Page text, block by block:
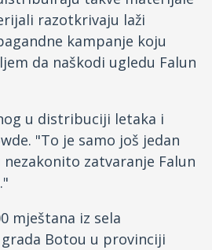
razotkrivaju laži
kampanje koju
da naškodi ugledu Falun
u distribuciji letaka i
"To je samo još jedan
zatvaranje Falun
mještana iz sela
Botou u provinciji